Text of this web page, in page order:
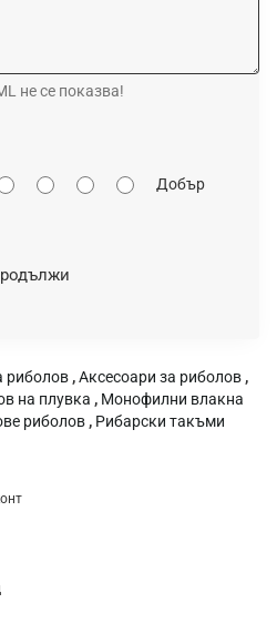
не се показва!
Добър
риболов ,Аксесоари за риболов ,
на плувка , Монофилни влакна
риболов , Рибарски такъми